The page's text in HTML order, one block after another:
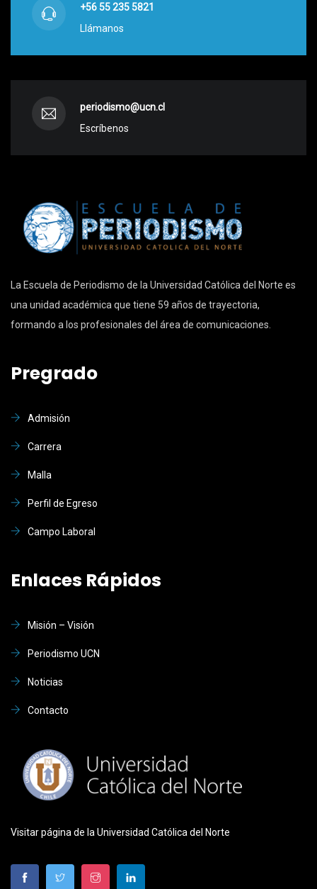
+56 55 235 5821
Llámanos
periodismo@ucn.cl
Escríbenos
La Escuela de Periodismo de la Universidad Católica del Norte es
una unidad académica que tiene 59 años de trayectoria,
formando a los profesionales del área de comunicaciones.
Pregrado
Admisión
Carrera
Malla
Perfil de Egreso
Campo Laboral
Enlaces Rápidos
Misión – Visión
Periodismo UCN
Noticias
Contacto
Visitar página de la Universidad Católica del Norte